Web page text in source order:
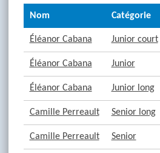
Nom Catégorie
Éléanor Cabana Junior court
Éléanor Cabana Junior
Éléanor Cabana Junior long
Camille Perreault Senior long
Camille Perreault Senior